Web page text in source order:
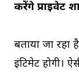
करेंगे प्राइवेट
बताया जा रहा
इंटिमेट होगी।